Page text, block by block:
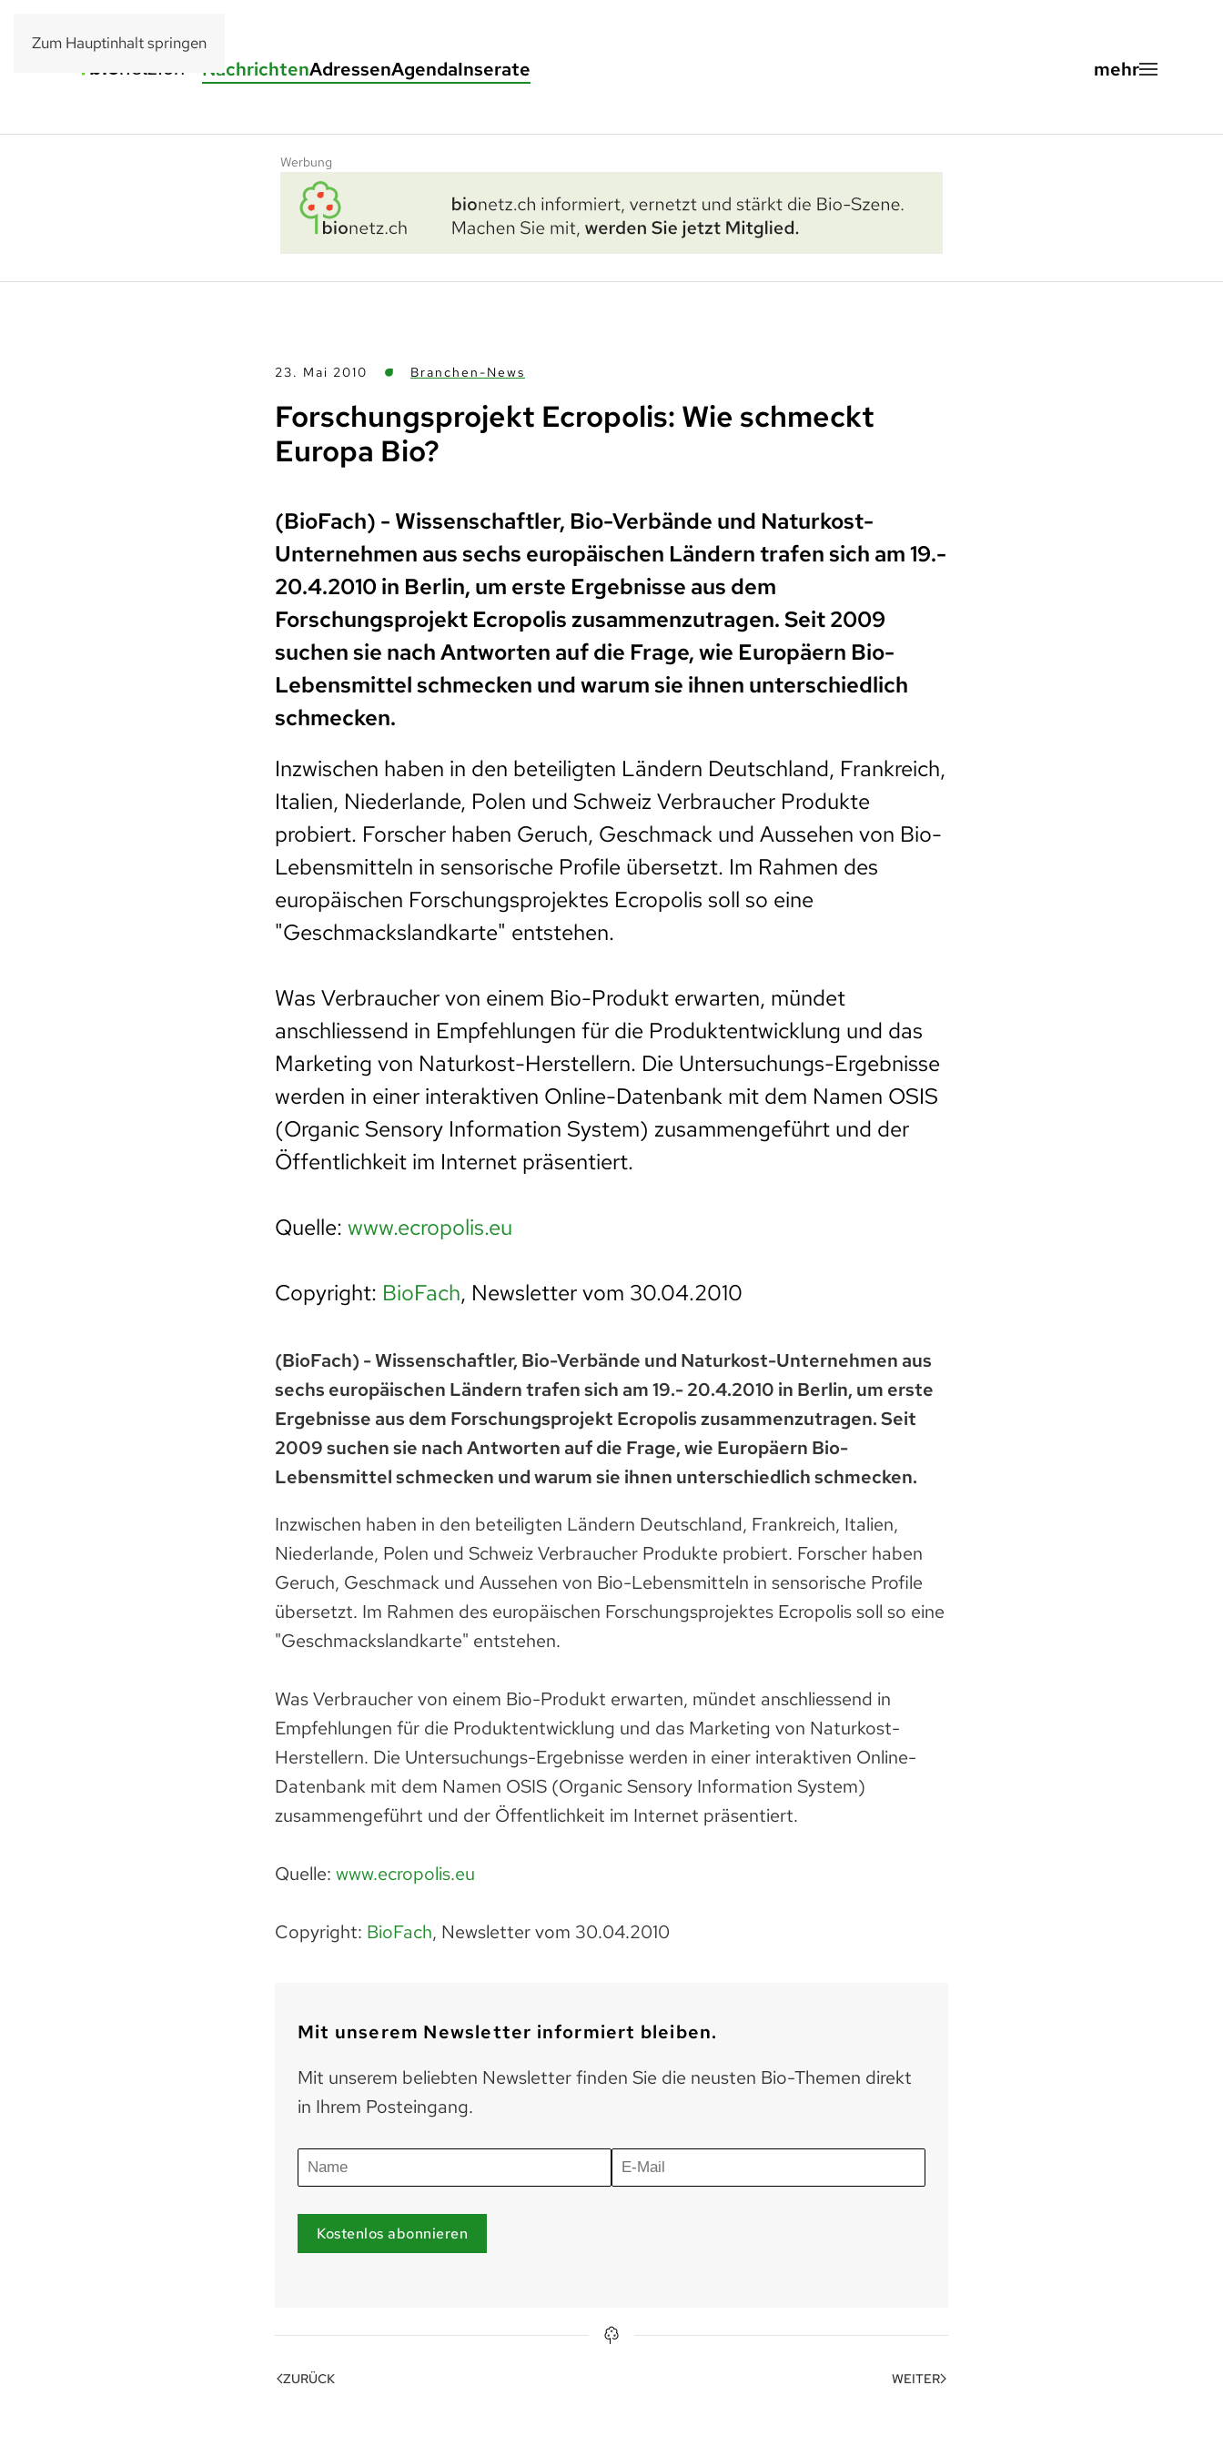
Zum Hauptinhalt springen
NachrichtenAdressenAgendaInserate
Werbung
23. Mai 2010 Branchen-News
Forschungsprojekt Ecropolis: Wie schmeckt
Europa Bio?
(BioFach) - Wissenschaftler, Bio-Verbände und Naturkost-
Unternehmen aus sechs europäischen Ländern trafen sich am 19.-
20.4.2010 in Berlin, um erste Ergebnisse aus dem
Forschungsprojekt Ecropolis zusammenzutragen. Seit 2009
suchen sie nach Antworten auf die Frage, wie Europäern Bio-
Lebensmittel schmecken und warum sie ihnen unterschiedlich
schmecken.
Inzwischen haben in den beteiligten Ländern Deutschland, Frankreich,
Italien, Niederlande, Polen und Schweiz Verbraucher Produkte
probiert. Forscher haben Geruch, Geschmack und Aussehen von Bio-
Lebensmitteln in sensorische Profile übersetzt. Im Rahmen des
europäischen Forschungsprojektes Ecropolis soll so eine
"Geschmackslandkarte" entstehen.
Was Verbraucher von einem Bio-Produkt erwarten, mündet
anschliessend in Empfehlungen für die Produktentwicklung und das
Marketing von Naturkost-Herstellern. Die Untersuchungs-Ergebnisse
werden in einer interaktiven Online-Datenbank mit dem Namen OSIS
(Organic Sensory Information System) zusammengeführt und der
Öffentlichkeit im Internet präsentiert.
Quelle: www.ecropolis.eu
Copyright: BioFach, Newsletter vom 30.04.2010
(BioFach) - Wissenschaftler, Bio-Verbände und Naturkost-Unternehmen aus
sechs europäischen Ländern trafen sich am 19.- 20.4.2010 in Berlin, um erste
Ergebnisse aus dem Forschungsprojekt Ecropolis zusammenzutragen. Seit
2009 suchen sie nach Antworten auf die Frage, wie Europäern Bio-
Lebensmittel schmecken und warum sie ihnen unterschiedlich schmecken.
Inzwischen haben in den beteiligten Ländern Deutschland, Frankreich, Italien,
Niederlande, Polen und Schweiz Verbraucher Produkte probiert. Forscher haben
Geruch, Geschmack und Aussehen von Bio-Lebensmitteln in sensorische Profile
übersetzt. Im Rahmen des europäischen Forschungsprojektes Ecropolis soll so eine
"Geschmackslandkarte" entstehen.
Was Verbraucher von einem Bio-Produkt erwarten, mündet anschliessend in
Empfehlungen für die Produktentwicklung und das Marketing von Naturkost-
Herstellern. Die Untersuchungs-Ergebnisse werden in einer interaktiven Online-
Datenbank mit dem Namen OSIS (Organic Sensory Information System)
zusammengeführt und der Öffentlichkeit im Internet präsentiert.
Quelle: www.ecropolis.eu
Copyright: BioFach, Newsletter vom 30.04.2010
Mit unserem Newsletter informiert bleiben.
Mit unserem beliebten Newsletter finden Sie die neusten Bio-Themen direkt
in Ihrem Posteingang.
Kostenlos abonnieren
ZURÜCK WEITER